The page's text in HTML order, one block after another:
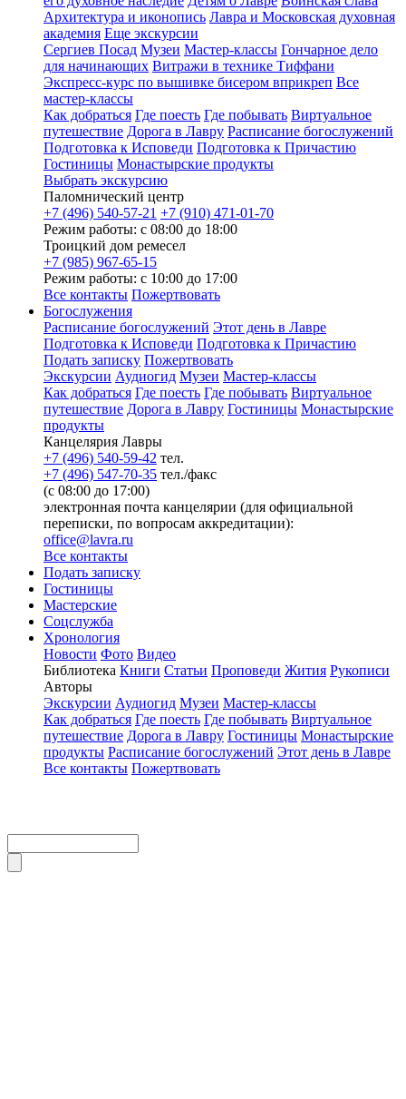
Архитектура и иконопись Лавра и Московская духовная
академия Еще экскурсии
Сергиев Посад Музеи Мастер-классы Гончарное дело
для начинающих Витражи в технике Тиффани
Экспресс-курс по вышивке бисером вприкреп Все
мастер-классы
Как добраться Где поесть Где побывать Виртуальное
путешествие Дорога в Лавру Расписание богослужений
Подготовка к Исповеди Подготовка к Причастию
Гостиницы Монастырские продукты
Выбрать экскурсию
Паломнический центр
+7 (496) 540-57-21 +7 (910) 471-01-70
Режим работы: с 08:00 до 18:00
Троицкий дом ремесел
+7 (985) 967-65-15
Режим работы: с 10:00 до 17:00
Все контакты Пожертвовать
Богослужения
Расписание богослужений Этот день в Лавре
Подготовка к Исповеди Подготовка к Причастию
Подать записку Пожертвовать
Экскурсии Аудиогид Музеи Мастер-классы
Как добраться Где поесть Где побывать Виртуальное
путешествие Дорога в Лавру Гостиницы Монастырские
продукты
Канцелярия Лавры
+7 (496) 540-59-42 тел.
+7 (496) 547-70-35 тел./факс
(с 08:00 до 17:00)
электронная почта канцелярии (для официальной
переписки, по вопросам аккредитации):
office@lavra.ru
Все контакты
Подать записку
Гостиницы
Мастерские
Соцслужба
Хронология
Новости Фото Видео
Библиотека Книги Статьи Проповеди Жития Рукописи
Авторы
Экскурсии Аудиогид Музеи Мастер-классы
Как добраться Где поесть Где побывать Виртуальное
путешествие Дорога в Лавру Гостиницы Монастырские
продукты Расписание богослужений Этот день в Лавре
Все контакты Пожертвовать